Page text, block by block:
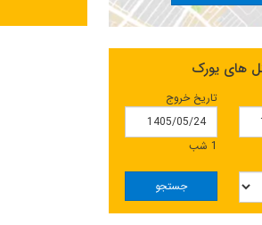
های یورک
تاریخ خروج
1 شب
جستجو